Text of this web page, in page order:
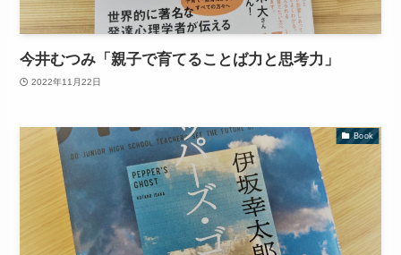
今井むつみ「親子で育てることば力と思考力」
2022年11月22日
Book